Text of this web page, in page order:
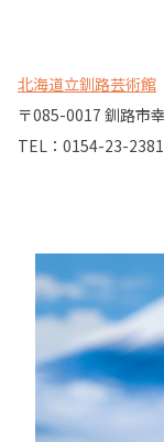
北海道立釧路芸術館
〒085-0017 釧路市
TEL：0154-23-